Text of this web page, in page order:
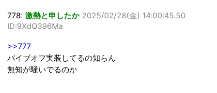
778: 激熱と申したか 2025/02/28(金) 14:00:45.50
ID:9XdQ396Ma
>>777
バイブオフ実装してるの知らん
無知が騒いでるのか